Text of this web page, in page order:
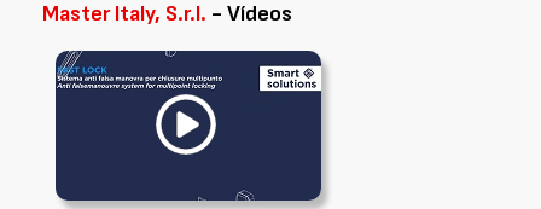
Master Italy, S.r.l. - Vídeos